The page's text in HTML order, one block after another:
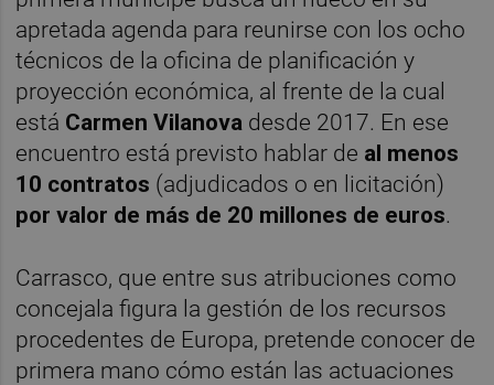
apretada agenda para reunirse con los ocho
técnicos de la oficina de planificación y
proyección económica, al frente de la cual
está Carmen Vilanova desde 2017. En ese
encuentro está previsto hablar de al menos
10 contratos (adjudicados o en licitación)
por valor de más de 20 millones de euros.
Carrasco, que entre sus atribuciones como
concejala figura la gestión de los recursos
procedentes de Europa, pretende conocer de
primera mano cómo están las actuaciones